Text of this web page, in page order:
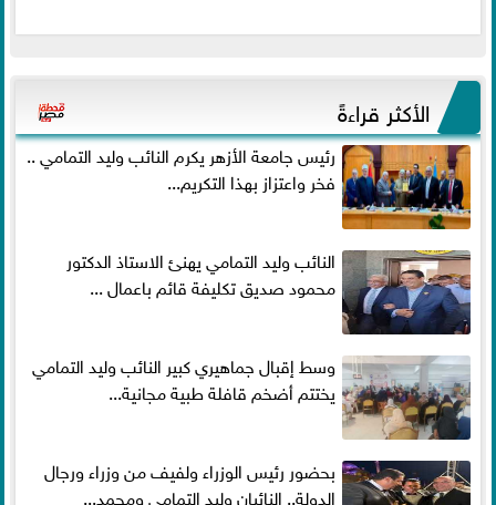
الأكثر قراءةً
رئيس جامعة الأزهر يكرم النائب وليد التمامي ..
فخر واعتزاز بهذا التكريم...
النائب وليد التمامي يهنئ الاستاذ الدكتور
محمود صديق تكليفة قائم باعمال ...
وسط إقبال جماهيري كبير النائب وليد التمامي
يختتم أضخم قافلة طبية مجانية...
بحضور رئيس الوزراء ولفيف من وزراء ورجال
الدولة.. النائبان وليد التمامي ومحمد...